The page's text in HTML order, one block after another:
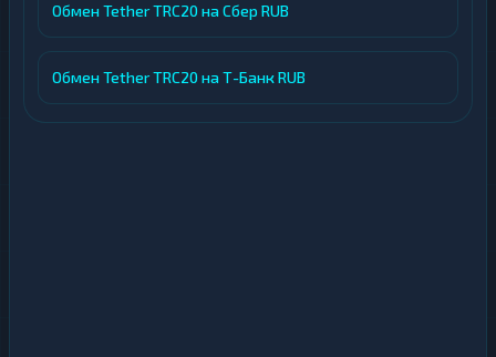
Обмен Tether TRC20 на Сбер RUB
Обмен Tether TRC20 на Т-Банк RUB